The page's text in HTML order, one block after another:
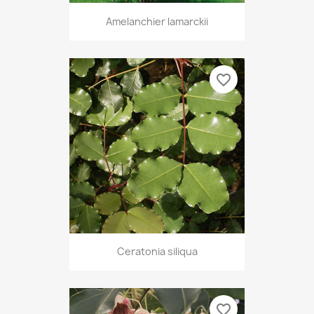
Amelanchier lamarckii
Ceratonia siliqua
favorite_border
favorite_border